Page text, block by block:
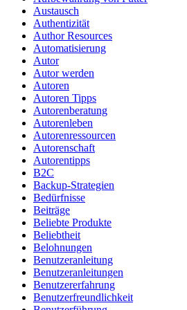
Austausch
Authentizität
Author Resources
Automatisierung
Autor
Autor werden
Autoren
Autoren Tipps
Autorenberatung
Autorenleben
Autorenressourcen
Autorenschaft
Autorentipps
B2C
Backup-Strategien
Bedürfnisse
Beiträge
Beliebte Produkte
Beliebtheit
Belohnungen
Benutzeranleitung
Benutzeranleitungen
Benutzererfahrung
Benutzerfreundlichkeit